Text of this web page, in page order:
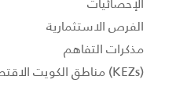
الفرص الاستثمارية
مذكرات التفاهم
(KEZs) مناطق الكويت الاقتصادية